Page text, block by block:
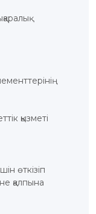
қызметі
өткізіп
қалпына